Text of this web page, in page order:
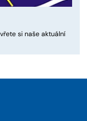
si naše aktuální